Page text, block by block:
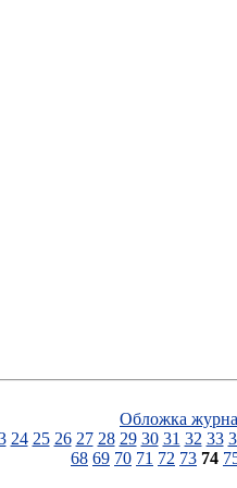
Обложка
24 25 26 27 28 29 30 31 32 33
68 69 70 71 72 73 74